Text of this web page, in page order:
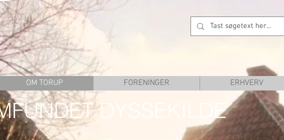
OM TORUP FORENINGER ERHVERV
DYSSEKILDE